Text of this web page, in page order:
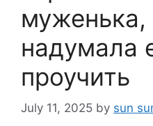
муженька,
надумала
проучить
July 11, 2025 by sun